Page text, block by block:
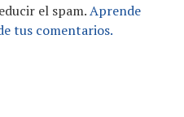
el spam.Aprende
tus comentarios.